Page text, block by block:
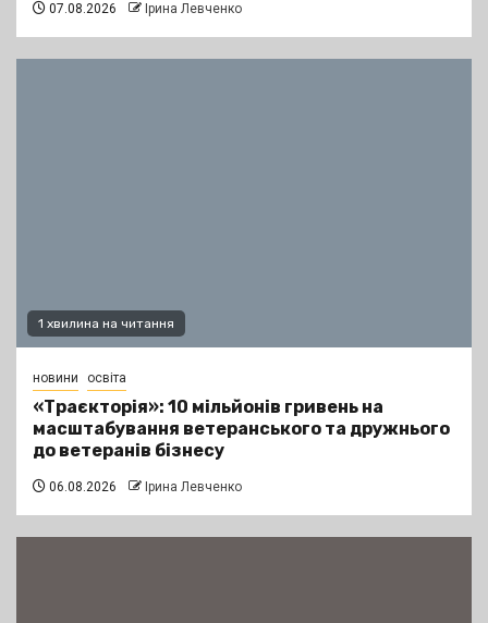
07.08.2026 Ірина Левченко
1 хвилина на читання
новини освіта
«Траєкторія»: 10 мільйонів гривень на
масштабування ветеранського та дружнього
до ветеранів бізнесу
06.08.2026 Ірина Левченко